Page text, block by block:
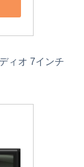
ィオ 7インチ